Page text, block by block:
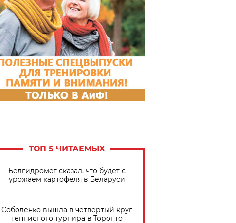
ТОП 5 ЧИТАЕМЫХ
Белгидромет сказал, что будет с
урожаем картофеля в Беларуси
Соболенко вышла в четвертый круг
теннисного турнира в Торонто